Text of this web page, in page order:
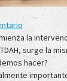
la
surge la
hacer?